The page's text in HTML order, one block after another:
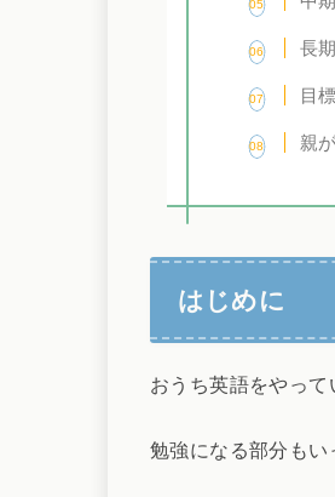
長
目
親
はじめに
おうち英語をやって
勉強になる部分もい